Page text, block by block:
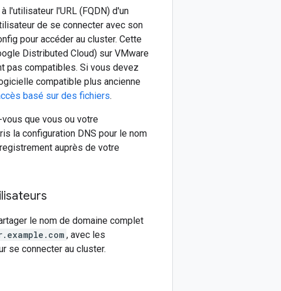
l'utilisateur l'URL (FQDN) d'un
de se connecter avec son
pour accéder au cluster. Cette
Distributed Cloud) sur VMware
pas compatibles. Si vous devez
compatible plus ancienne
basé sur des fichiers.
que vous ou votre
la configuration DNS pour le nom
auprès de votre
le nom de domaine complet
, avec les
se connecter au cluster.